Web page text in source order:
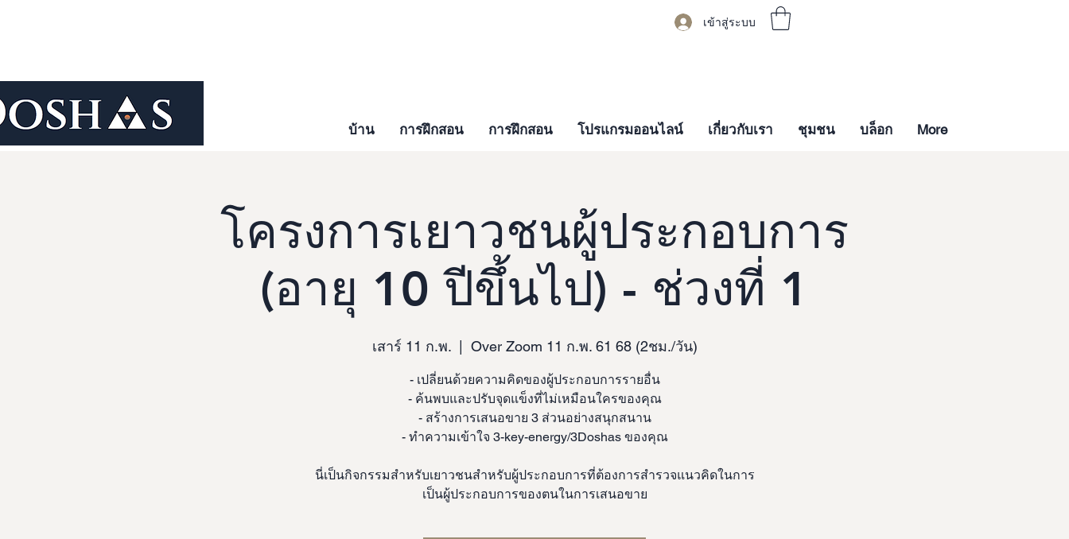
เข้าสู่ระบบ
บ้าน การฝึกสอน การฝึกสอน โปรแกรมออนไลน์ เกี่ยวกับเรา ชุมชน บล็อก More
โครงการเยาวชนผู้ประกอบการ
(อายุ 10 ปีขึ้นไป) - ช่วงที่ 1
เสาร์ 11 ก.พ.
  |
Over Zoom 11 ก.พ. 61 68 (2ชม./วัน)
- เปลี่ยนด้วยความคิดของผู้ประกอบการรายอื่น
- ค้นพบและปรับจุดแข็งที่ไม่เหมือนใครของคุณ
- สร้างการเสนอขาย 3 ส่วนอย่างสนุกสนาน
- ทำความเข้าใจ 3-key-energy/3Doshas ของคุณ
นี่เป็นกิจกรรมสำหรับเยาวชนสำหรับผู้ประกอบการที่ต้องการสำรวจแนวคิดในการ
เป็นผู้ประกอบการของตนในการเสนอขาย